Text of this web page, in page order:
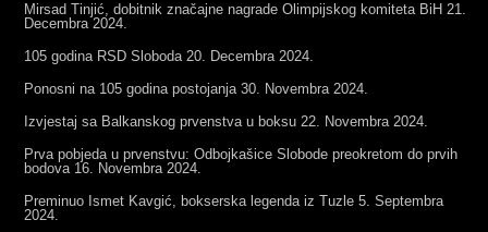
Mirsad Tinjić, dobitnik značajne nagrade Olimpijskog komiteta BiH 21.
Decembra 2024.
105 godina RSD Sloboda 20. Decembra 2024.
Ponosni na 105 godina postojanja 30. Novembra 2024.
Izvjestaj sa Balkanskog prvenstva u boksu 22. Novembra 2024.
Prva pobjeda u prvenstvu: Odbojkašice Slobode preokretom do prvih
bodova 16. Novembra 2024.
Preminuo Ismet Kavgić, bokserska legenda iz Tuzle 5. Septembra
2024.